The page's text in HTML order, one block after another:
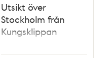
Utsikt över
Stockholm från
Kungsklippan